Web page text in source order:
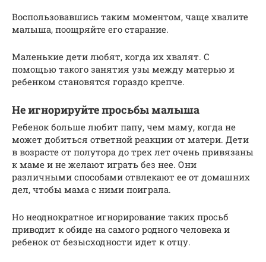
Воспользовавшись таким моментом, чаще хвалите
малыша, поощряйте его старание.
Маленькие дети любят, когда их хвалят. С
помощью такого занятия узы между матерью и
ребенком становятся гораздо крепче.
Не игнорируйте просьбы малыша
Ребенок больше любит папу, чем маму, когда не
может добиться ответной реакции от матери. Дети
в возрасте от полутора до трех лет очень привязаны
к маме и не желают играть без нее. Они
различными способами отвлекают ее от домашних
дел, чтобы мама с ними поиграла.
Но неоднократное игнорирование таких просьб
приводит к обиде на самого родного человека и
ребенок от безысходности идет к отцу.